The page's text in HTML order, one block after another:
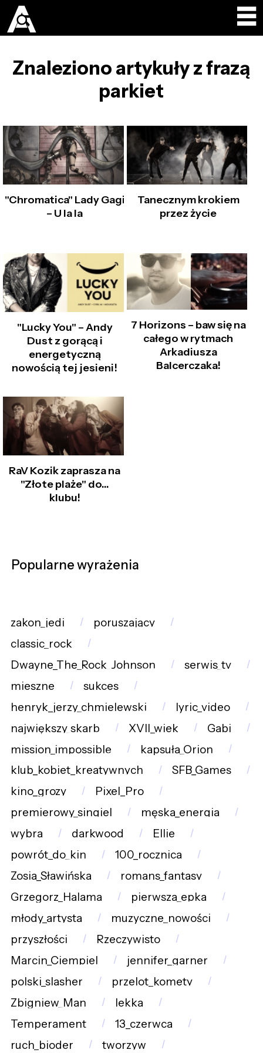
Znaleziono artykuły z frazą
parkiet
"Chromatica" Lady Gagi
– U la la
Tanecznym krokiem
przez życie
"Lucky You" – Andy
Dust z gorącą i
energetyczną
nowością tej jesieni!
7 Horizons – baw się na
całego w rytmach
Arkadiusza
Balcerczaka!
RaV Kozik zaprasza na
"Złote plaże" do...
klubu!
Popularne wyrażenia
zakon_jedi
poruszający
classic_rock
Dwayne_The_Rock_Johnson
serwis_tv
mieszne
sukces
henryk_jerzy_chmielewski
lyric_video
największy_skarb
XVII_wiek
Gabi
mission_impossible
kapsuła_Orion
klub_kobiet_kreatywnych
SFB_Games
kino_grozy
Pixel_Pro
premierowy_singiel
męska_energia
wybra
darkwood
Ellie
powrót_do_kin
100_rocznica
Zosia_Sławińska
romans_fantasy
Grzegorz_Halama
pierwsza_epka
młody_artysta
muzyczne_nowości
przyszłości
Rzeczywisto
Marcin_Ciempiel
jennifer_garner
polski_slasher
przelot_komety
Zbigniew_Man
lekka
Temperament
13_czerwca
ruch_bioder
tworzyw